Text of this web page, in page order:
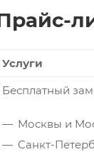
Услуги
Бесплатный
Москвы и
Санкт-